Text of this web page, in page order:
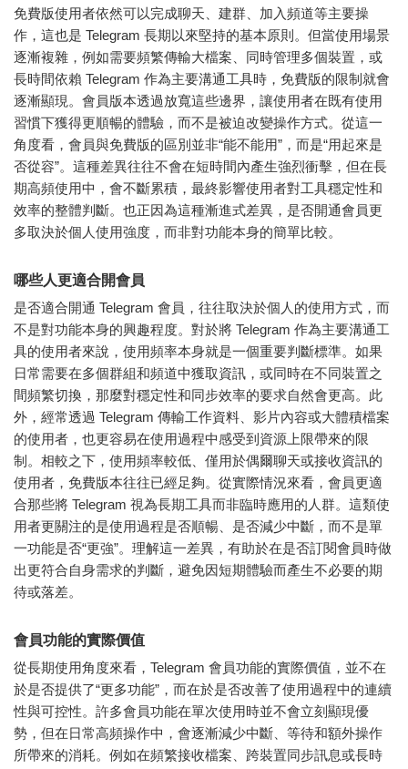
免費版使用者依然可以完成聊天、建群、加入頻道等主要操
作，這也是 Telegram 長期以來堅持的基本原則。但當使用場景
逐漸複雜，例如需要頻繁傳輸大檔案、同時管理多個裝置，或
長時間依賴 Telegram 作為主要溝通工具時，免費版的限制就會
逐漸顯現。會員版本透過放寬這些邊界，讓使用者在既有使用
習慣下獲得更順暢的體驗，而不是被迫改變操作方式。從這一
角度看，會員與免費版的區別並非“能不能用”，而是“用起來是
否從容”。這種差異往往不會在短時間內產生強烈衝擊，但在長
期高頻使用中，會不斷累積，最終影響使用者對工具穩定性和
效率的整體判斷。也正因為這種漸進式差異，是否開通會員更
多取決於個人使用強度，而非對功能本身的簡單比較。
哪些人更適合開會員
是否適合開通 Telegram 會員，往往取決於個人的使用方式，而
不是對功能本身的興趣程度。對於將 Telegram 作為主要溝通工
具的使用者來說，使用頻率本身就是一個重要判斷標準。如果
日常需要在多個群組和頻道中獲取資訊，或同時在不同裝置之
間頻繁切換，那麼對穩定性和同步效率的要求自然會更高。此
外，經常透過 Telegram 傳輸工作資料、影片內容或大體積檔案
的使用者，也更容易在使用過程中感受到資源上限帶來的限
制。相較之下，使用頻率較低、僅用於偶爾聊天或接收資訊的
使用者，免費版本往往已經足夠。從實際情況來看，會員更適
合那些將 Telegram 視為長期工具而非臨時應用的人群。這類使
用者更關注的是使用過程是否順暢、是否減少中斷，而不是單
一功能是否“更強”。理解這一差異，有助於在是否訂閱會員時做
出更符合自身需求的判斷，避免因短期體驗而產生不必要的期
待或落差。
會員功能的實際價值
從長期使用角度來看，Telegram 會員功能的實際價值，並不在
於是否提供了“更多功能”，而在於是否改善了使用過程中的連續
性與可控性。許多會員功能在單次使用時並不會立刻顯現優
勢，但在日常高頻操作中，會逐漸減少中斷、等待和額外操作
所帶來的消耗。例如在頻繁接收檔案、跨裝置同步訊息或長時